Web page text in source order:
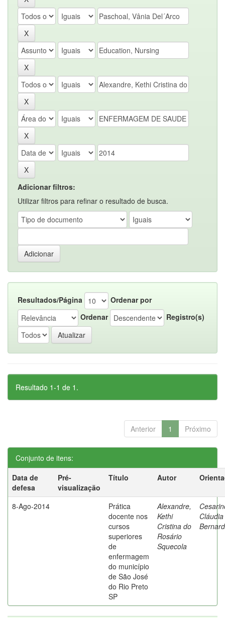
Adicionar filtros:
Utilizar filtros para refinar o resultado de busca.
Resultados/Página
Ordenar por
Ordenar
Registro(s)
Resultado 1-1 de 1.
Anterior 1 Próximo
Conjunto de itens:
Data de
defesa
Pré-
visualização
Título Autor
8-Ago-2014
Prática
docente nos
cursos
superiores
de
enfermagem
do município
de São José
do Rio Preto
SP
Alexandre,
Kethi
Cristina do
Rosário
Squecola
Cláudia